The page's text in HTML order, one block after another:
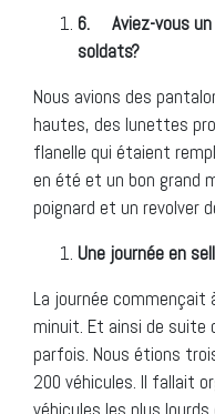
6. Aviez-vous
soldats?
Nous avions des
hautes, des lunettes
flanelle qui étaient
en été et un bon grand
poignard et un revolver
Une journée en
La journée
minuit. Et ainsi de suite
parfois. Nous étions
200 véhicules. Il fallait
véhicules les plus